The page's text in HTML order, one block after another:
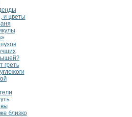
и цветы
греть
близко